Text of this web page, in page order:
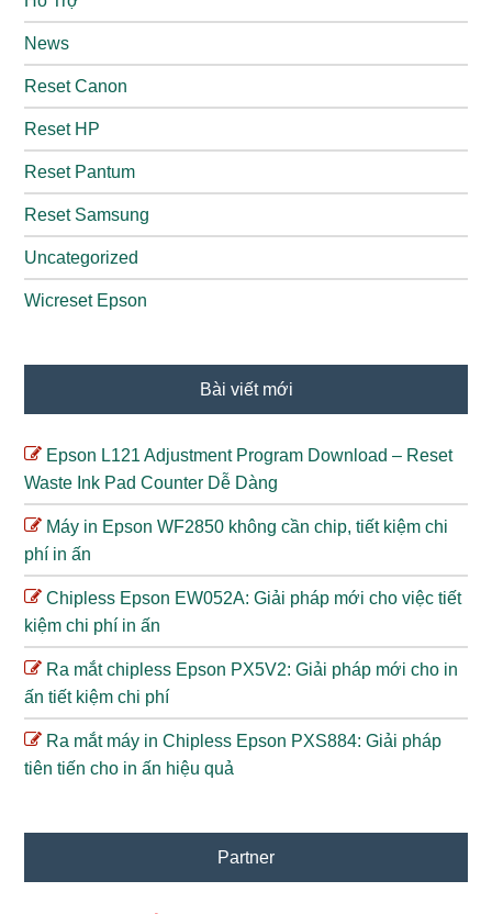
News
Reset Canon
Reset HP
Reset Pantum
Reset Samsung
Uncategorized
Wicreset Epson
Bài viết mới
Epson L121 Adjustment Program Download – Reset
Waste Ink Pad Counter Dễ Dàng
Máy in Epson WF2850 không cần chip, tiết kiệm chi
phí in ấn
Chipless Epson EW052A: Giải pháp mới cho việc tiết
kiệm chi phí in ấn
Ra mắt chipless Epson PX5V2: Giải pháp mới cho in
ấn tiết kiệm chi phí
Ra mắt máy in Chipless Epson PXS884: Giải pháp
tiên tiến cho in ấn hiệu quả
Partner